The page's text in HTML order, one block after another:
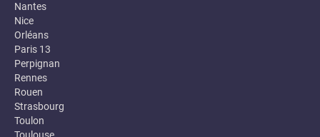
Nantes
Nice
Orléans
Paris 13
Perpignan
Rennes
Rouen
Strasbourg
Toulon